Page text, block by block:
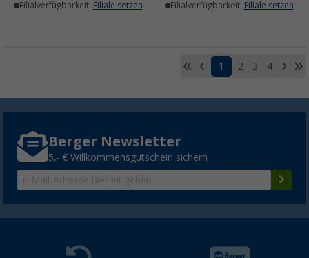
Filialverfügbarkeit: Filiale setzen
Filialverfügbarkeit: Filiale setzen
1 2 3 4
Berger Newsletter
5,- € Willkommensgutschein sichern